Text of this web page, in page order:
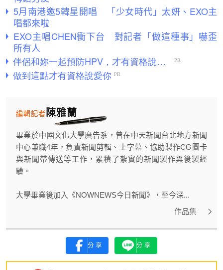
5月南港邀5韓星開唱 「少女時代」太妍、EXO主
唱都來啦
EXO主唱CHEN衝下台 對記者「做這種事」嚇歪
所有人
陳雅蘭
編輯記者
畢業於中國文化大學廣告系，曾在中天新聞台北地方新聞
中心兼職4年，負責新聞剪輯、上字幕、協助製作CG圖卡
與新聞帶傳送等工作，累積了紮實的新聞製作與後製經
驗。
大學畢業後加入《NOWNEWS今日新聞》，至今深...
作品集
分享 分享